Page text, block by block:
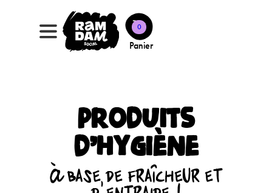
0
Panier
Produits
d’hygiène
À base de fraîcheur et